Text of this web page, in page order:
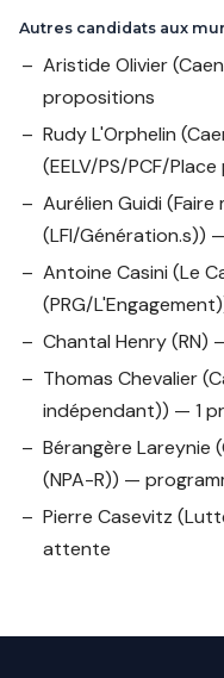
Autres candidats aux
Aristide Olivier
propositions
Rudy L'Orphelin
(EELV/PS/PCF/
Aurélien Guidi (Faire
(LFI/Génération.s))
Antoine Casini (Le
(PRG/
Chantal Henry(RN)
Thomas Chevalier
indépendant)) — 1
Bérangère Lareynie
(NPA-R)) —
Pierre Casevitz
attente